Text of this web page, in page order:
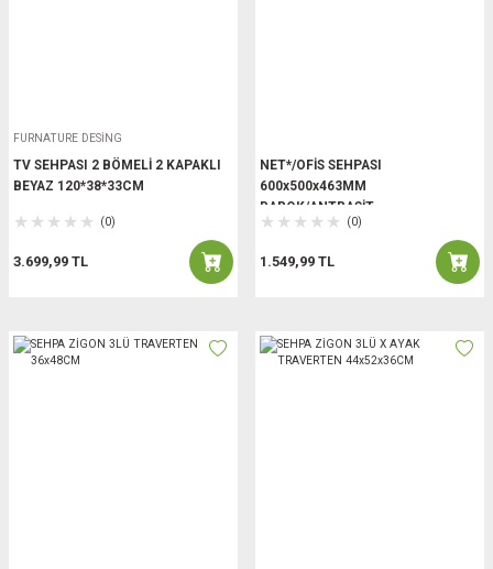
FURNATURE DESİNG
TV SEHPASI 2 BÖMELİ 2 KAPAKLI
BEYAZ 120*38*33CM
(0)
3.699,99 TL
NET*/OFİS SEHPASI
600x500x463MM
BAROK/ANTRASİT
(0)
1.549,99 TL